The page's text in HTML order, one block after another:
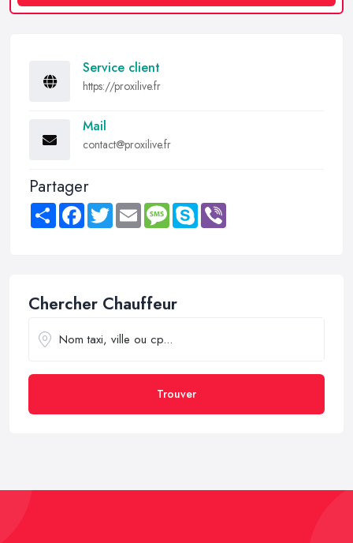
Service client
https://proxilive.fr
Mail
contact@proxilive.fr
Partager
Share FacebookTwitter Email MessageSkype
Chercher Chauffeur
Trouver